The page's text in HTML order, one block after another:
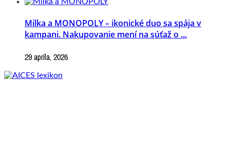
Milka a MONOPOLY – ikonické duo sa spája v
kampani. Nakupovanie mení na súťaž o ...
29 apríla, 2026